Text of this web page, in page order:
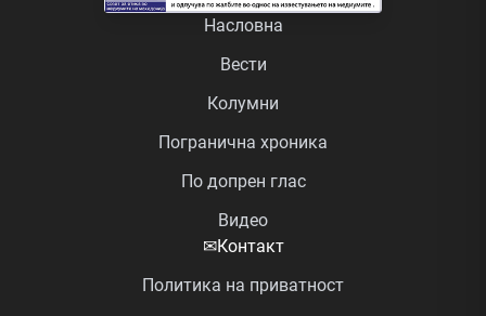
Насловна
Вести
Колумни
Погранична хроника
По допрен глас
Видео
✉Контакт
Политика на приватност